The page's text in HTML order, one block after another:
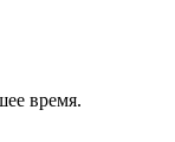
время.